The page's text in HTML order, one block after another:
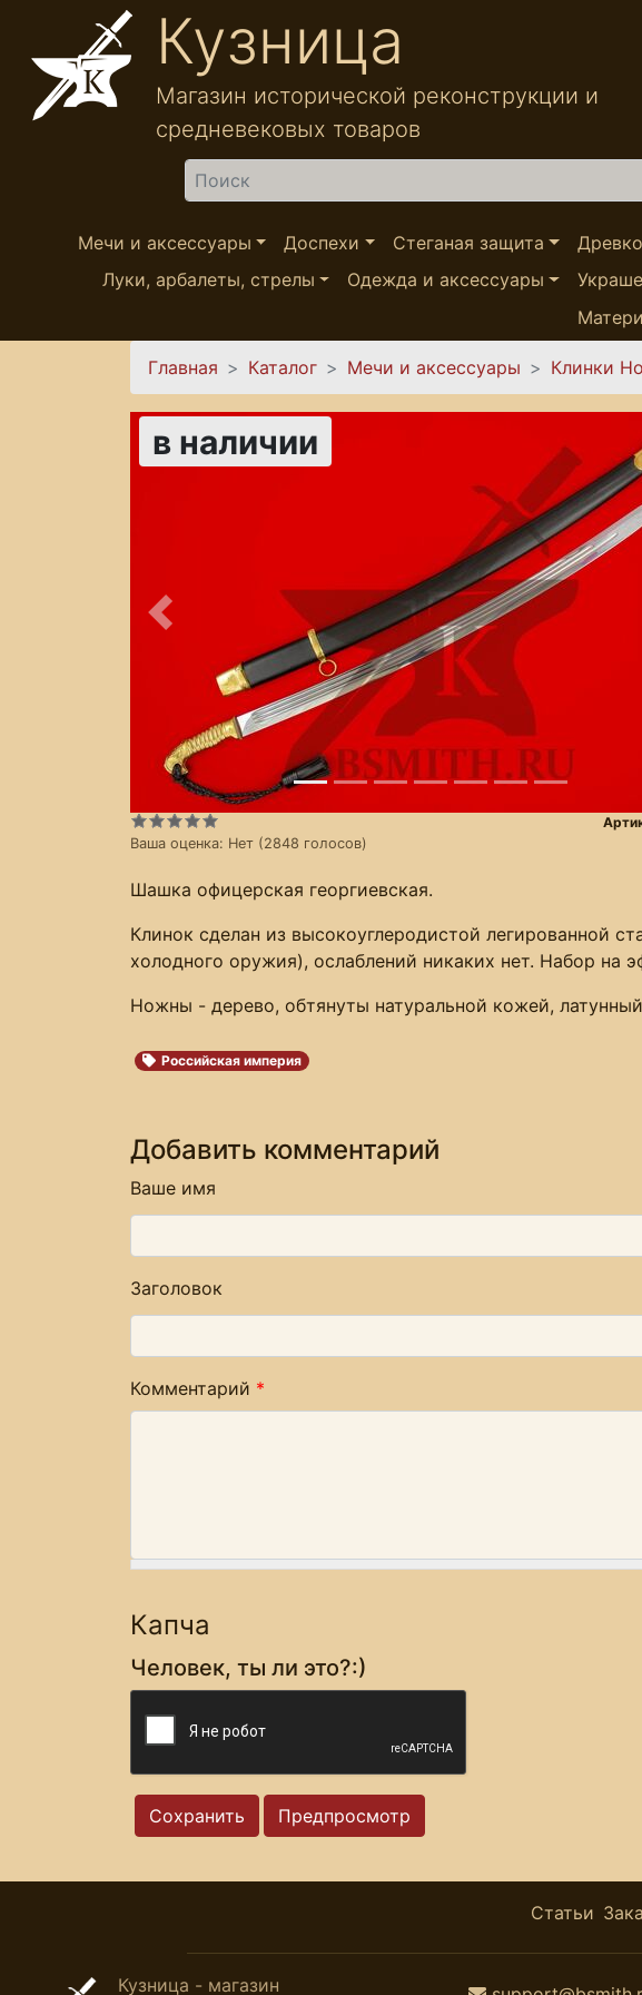
Перейти к основному содержанию
Кузница
Магазин исторической реконструкции и
средневековых товаров
Найти
Мечи и аксессуары Доспехи Стеганая защита
Луки, арбалеты, стрелы
Одежда и аксессуары
Вы здесь
Главная Каталог Мечи и аксессуары Клинки
в наличии
Предыдущее
Ваша оценка: Нет (2848 голосов)
Шашка офицерская георгиевская.
Клинок сделан из высокоуглеродистой легированной
холодного оружия), ослаблений никаких нет. Набор на
Ножны - дерево, обтянуты натуральной кожей,
Российская империя
Добавить комментарий
Ваше имя
Заголовок
Комментарий *
Капча
Человек, ты ли это?:)
Статьи
Кузница - магазин